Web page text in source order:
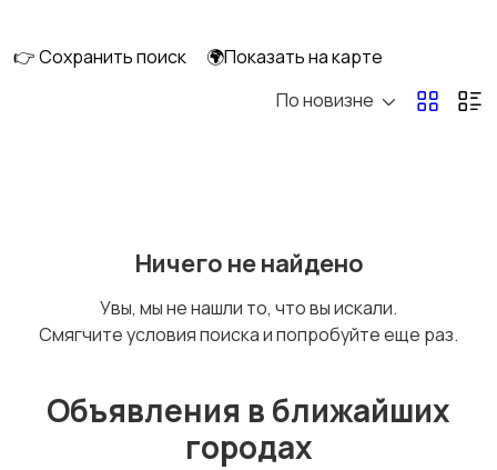
Ручные инструменты
водоснабжение
ы
👉 Сохранить поиск
🌍Показать на карте
По новизне
Ничего не найдено
Увы, мы не нашли то, что вы искали.
Смягчите условия поиска и попробуйте еще раз.
Объявления в ближайших
городах